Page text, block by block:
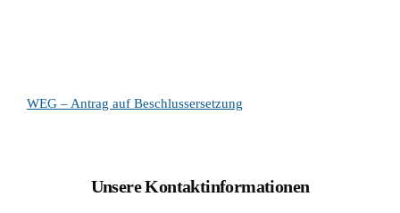
WEG – Antrag auf Beschlussersetzung
Unsere Kontaktinformationen